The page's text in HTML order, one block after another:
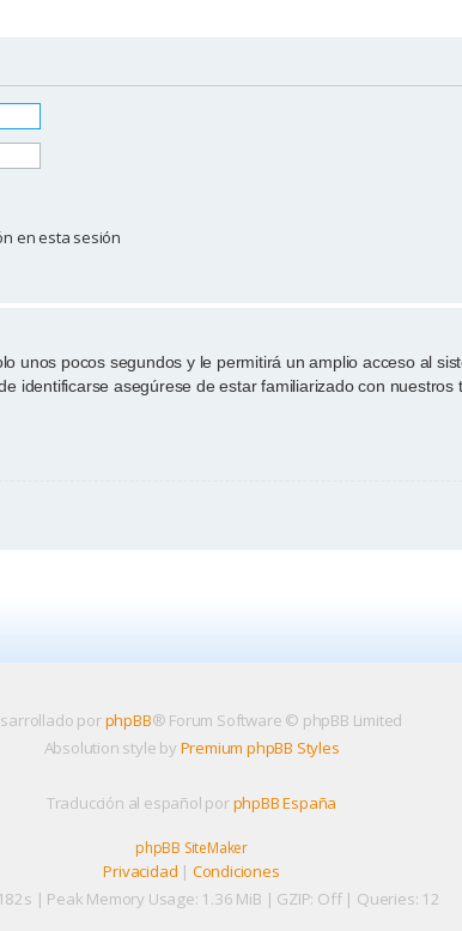
en esta sesión
unos pocos segundos y le permitirá un amplio acceso al
identificarse asegúrese de estar familiarizado con
porphpBB® Forum Software © phpBB Limited
Absolution style by Premium phpBB Styles
Traducción al español porphpBB España
phpBB SiteMaker
Privacidad | Condiciones
| Peak Memory Usage: 1.36 MiB | GZIP: Off | Queries: 12